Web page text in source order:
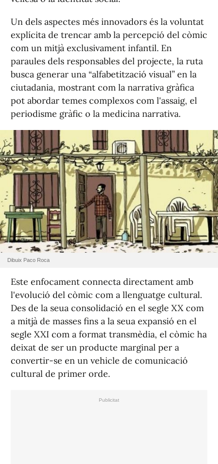
Un dels aspectes més innovadors és la voluntat
explícita de trencar amb la percepció del còmic
com un mitjà exclusivament infantil. En
paraules dels responsables del projecte, la ruta
busca generar una “alfabetització visual” en la
ciutadania, mostrant com la narrativa gràfica
pot abordar temes complexos com l'assaig, el
periodisme gràfic o la medicina narrativa.
Dibuix Paco Roca
Este enfocament connecta directament amb
l'evolució del còmic com a llenguatge cultural.
Des de la seua consolidació en el segle XX com
a mitjà de masses fins a la seua expansió en el
segle XXI com a format transmèdia, el còmic ha
deixat de ser un producte marginal per a
convertir-se en un vehicle de comunicació
cultural de primer orde.